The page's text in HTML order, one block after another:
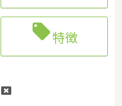
特徴